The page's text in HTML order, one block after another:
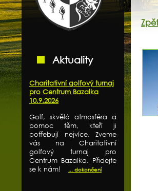
Aktuality
Charitativní golfový turnaj
pro Centrum Bazalka
10.9.2026
Golf, skvělá atmosféra a
pomoc těm, kteří ji
potřebují nejvíce. Zveme
vás na Charitativní
golfový turnaj pro
Centrum Bazalka. Přidejte
se k nám!
... dokončení
Zpět